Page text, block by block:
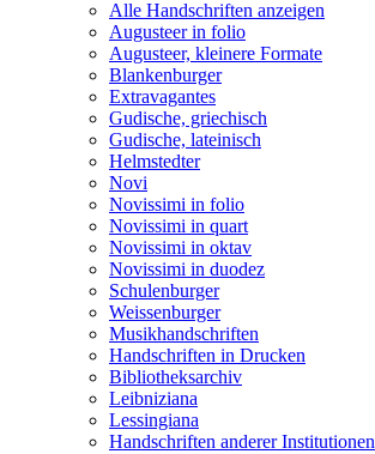
Alle Handschriften anzeigen
Augusteer in folio
Augusteer, kleinere Formate
Blankenburger
Extravagantes
Gudische, griechisch
Gudische, lateinisch
Helmstedter
Novi
Novissimi in folio
Novissimi in quart
Novissimi in oktav
Novissimi in duodez
Schulenburger
Weissenburger
Musikhandschriften
Handschriften in Drucken
Bibliotheksarchiv
Leibniziana
Lessingiana
Handschriften anderer Institutionen